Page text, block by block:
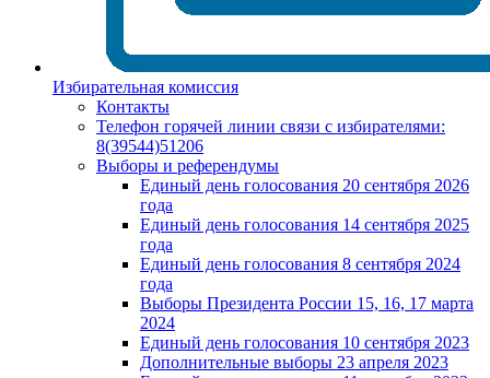
Избирательная комиссия
Контакты
Телефон горячей линии связи с избирателями:
8(39544)51206
Выборы и референдумы
Единый день голосования 20 сентября 2026
года
Единый день голосования 14 сентября 2025
года
Единый день голосования 8 сентября 2024
года
Выборы Президента России 15, 16, 17 марта
2024
Единый день голосования 10 сентября 2023
Дополнительные выборы 23 апреля 2023